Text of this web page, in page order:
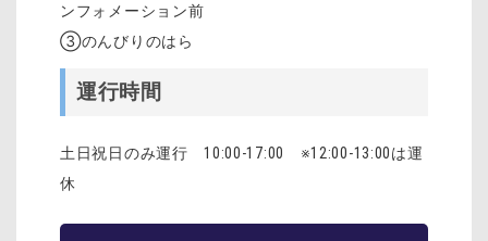
ンフォメーション前
③のんびりのはら
運行時間
土日祝日のみ運行 10:00-17:00 ※12:00-13:00は運
休